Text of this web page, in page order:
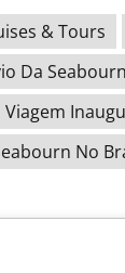
& Tours
Da Seabourn
Viagem
No